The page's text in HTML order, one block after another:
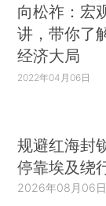
向松祚：宏
讲，带你了
经济大局
2022年04月06日
规避红海封
停靠埃及绕
2026年08月06日